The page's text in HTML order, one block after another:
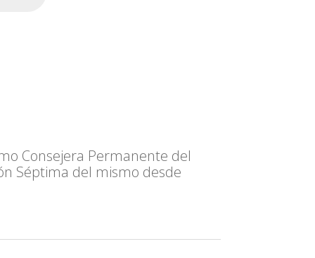
Consejera Permanente del
Séptima del mismo desde